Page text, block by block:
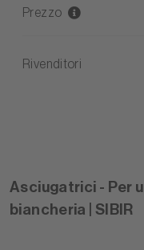
Prezzo
Rivenditori
Asciugatrici - Per
biancheria | SIBIR